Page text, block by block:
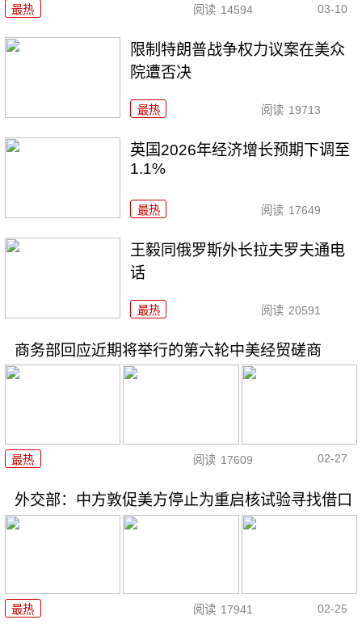
最热 阅读 14594 03-10
限制特朗普战争权力议案在美众
院遭否决
最热 阅读 19713
英国2026年经济增长预期下调至
1.1%
最热 阅读 17649
王毅同俄罗斯外长拉夫罗夫通电
话
最热 阅读 20591
商务部回应近期将举行的第六轮中美经贸磋商
最热 阅读 17609 02-27
外交部：中方敦促美方停止为重启核试验寻找借口
最热 阅读 17941 02-25